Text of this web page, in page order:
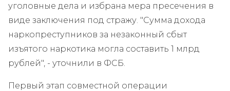
уголовные дела и избрана мера пресечения в
виде заключения под стражу. "Сумма дохода
наркопреступников за незаконный сбыт
изъятого наркотика могла составить 1 млрд
рублей", - уточнили в ФСБ.
Первый этап совместной операции